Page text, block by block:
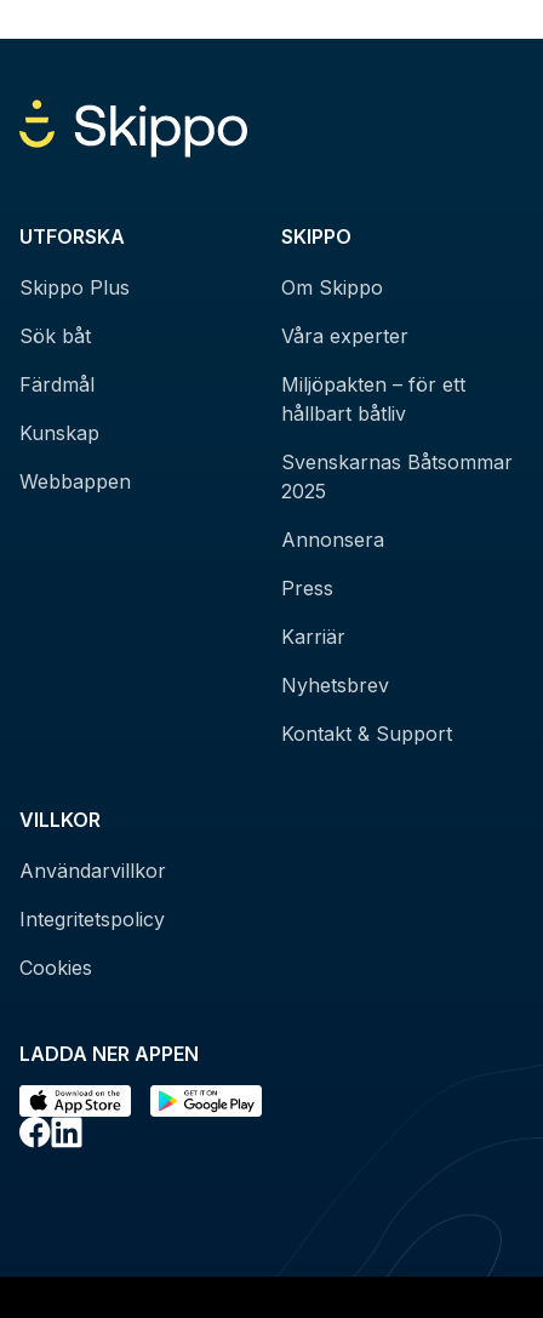
LADDA NER APPEN
UTFORSKA
Skippo Plus
Sök båt
Färdmål
Kunskap
Webbappen
SKIPPO
Om Skippo
Våra experter
Miljöpakten – för ett
hållbart båtliv
Svenskarnas Båtsommar
2025
Annonsera
Press
Karriär
Nyhetsbrev
Kontakt & Support
VILLKOR
Användarvillkor
Integritetspolicy
Cookies